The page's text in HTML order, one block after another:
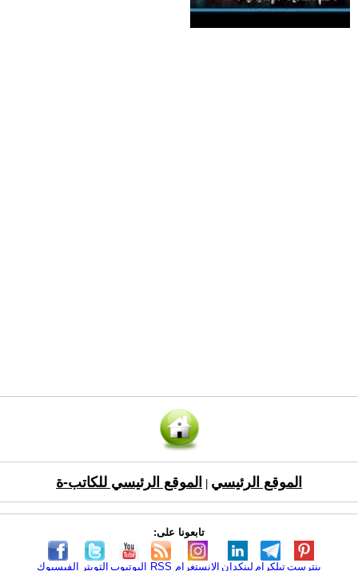
الموقع الرئيسي الموقع الرئيسي للكاتب-ة
تابعونا على:
الفيسبوك التويتر اليوتيوب RSS الانستغرام لينكدإن تيلكرامبنترست